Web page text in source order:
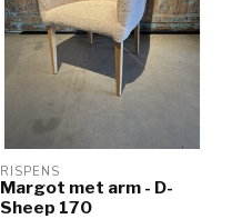
RISPENS
Margot met arm - D-
Sheep 170